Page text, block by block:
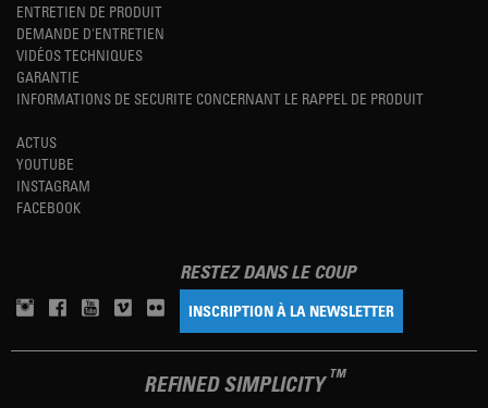
ENTRETIEN DE PRODUIT
DEMANDE D'ENTRETIEN
VIDÉOS TECHNIQUES
GARANTIE
INFORMATIONS DE SECURITE CONCERNANT LE RAPPEL DE PRODUIT
ACTUS
YOUTUBE
INSTAGRAM
FACEBOOK
RESTEZ DANS LE COUP
INSCRIPTION À LA NEWSLETTER
REFINED SIMPLICITY TM